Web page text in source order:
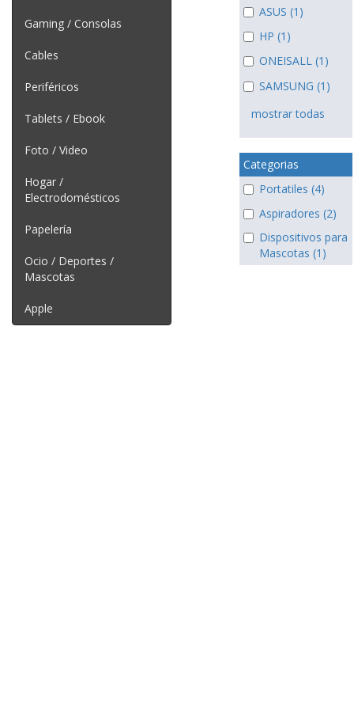
Gaming / Consolas
Cables
Periféricos
Tablets / Ebook
Foto / Video
Hogar /
Electrodomésticos
Papelería
Ocio / Deportes /
Mascotas
Apple
ASUS (1)
HP (1)
ONEISALL (1)
SAMSUNG (1)
mostrar todas
Categorias
Portatiles (4)
Aspiradores (2)
Dispositivos para
Mascotas (1)